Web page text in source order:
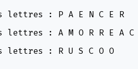
lettres : P A E N C E R
lettres : A M O R R E A C
lettres : R U S C O O